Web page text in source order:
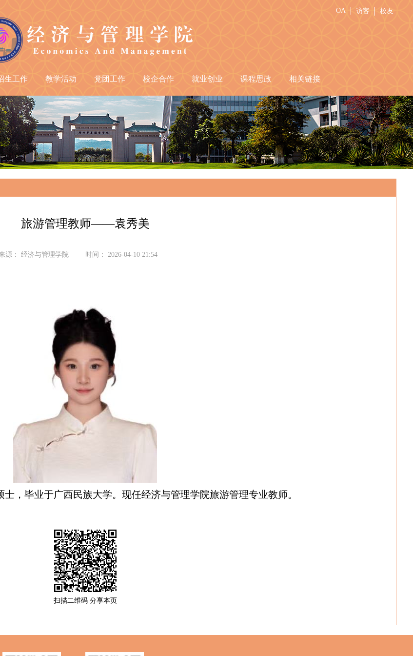
校友
访客
OA
生工作 教学活动 党团工作 校企合作 就业创业 课程思政 相关链接
旅游管理教师——袁秀美
源： 经济与管理学院 时间： 2026-04-10 21:54
，毕业于广西民族大学。现任经济与管理学院旅游管理专业教师。
扫描二维码 分享本页